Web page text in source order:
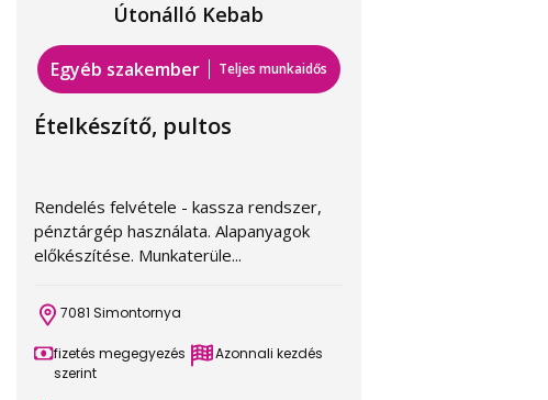
Útonálló Kebab
Egyéb szakember Teljes munkaidős
Ételkészítő, pultos
Rendelés felvétele - kassza rendszer,
pénztárgép használata. Alapanyagok
előkészítése. Munkaterüle...
7081 Simontornya
fizetés megegyezés
szerint
Azonnali kezdés